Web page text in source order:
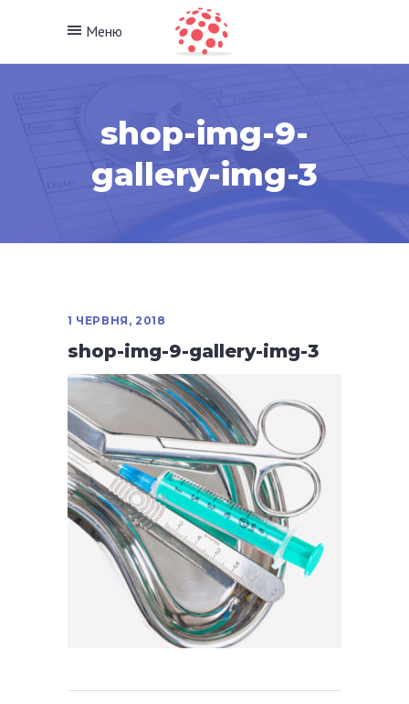
Меню
shop-img-9-
gallery-img-3
1 ЧЕРВНЯ, 2018
shop-img-9-gallery-img-3